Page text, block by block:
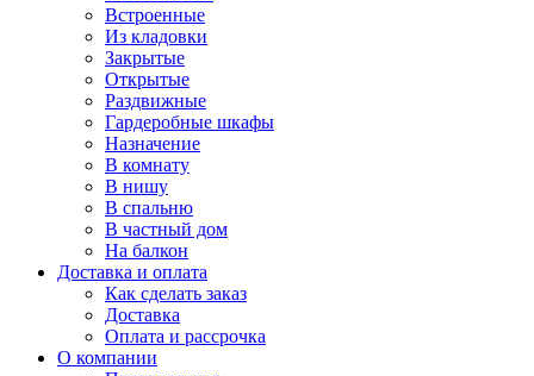
Встроенные
Из кладовки
Закрытые
Открытые
Раздвижные
Гардеробные шкафы
Назначение
В комнату
В нишу
В спальню
В частный дом
На балкон
Доставка и оплата
Как сделать заказ
Доставка
Оплата и рассрочка
О компании